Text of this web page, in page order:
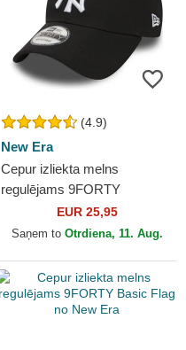
(4.9)
New Era
Cepur izliekta melns
regulējams 9FORTY
Essential no New York
Yankees MLB no New Era
EUR 25,95
Saņem to Otrdiena, 11. Aug.